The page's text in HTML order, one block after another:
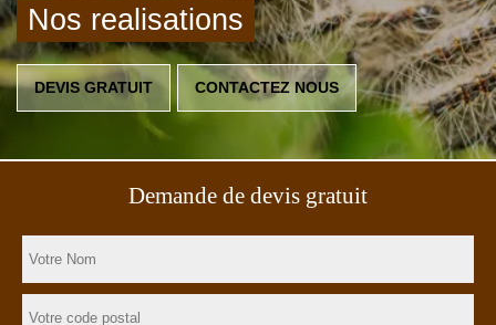
Nos realisations
DEVIS GRATUIT CONTACTEZ NOUS
Demande de devis gratuit